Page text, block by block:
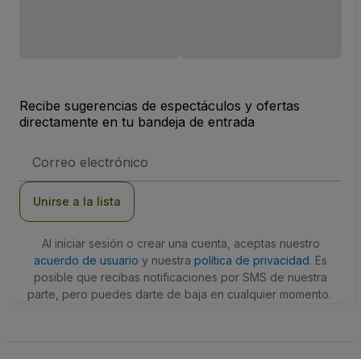
Recibe sugerencias de espectáculos y ofertas
directamente en tu bandeja de entrada
de
Unirse a la lista
Al iniciar sesión o crear una cuenta, aceptas nuestro
acuerdo de usuario y nuestra política de privacidad. Es
posible que recibas notificaciones por SMS de nuestra
parte, pero puedes darte de baja en cualquier momento.